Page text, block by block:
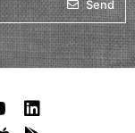
Send